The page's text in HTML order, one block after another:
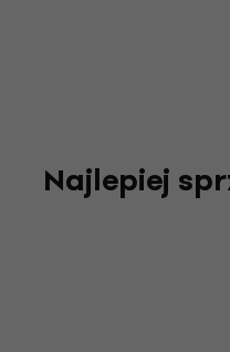
Najlepiej